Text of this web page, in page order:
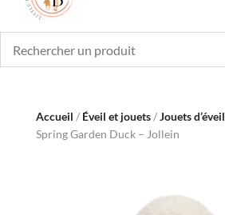
Accueil / Éveil et jouets/Jouets d’éveil
Spring Garden Duck – Jollein